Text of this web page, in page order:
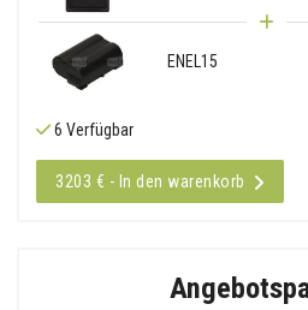
ENEL15
6 Verfügbar
3203 € - In den warenkorb